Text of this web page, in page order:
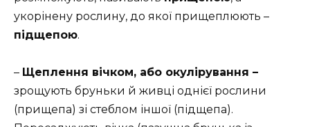
укорінену рослину, до якої прищеплюють –
підщепою.
– Щеплення вічком, або окулірування –
зрощують бруньки й живці однієї рослини
(прищепа) зі стеблом іншої (підщепа).